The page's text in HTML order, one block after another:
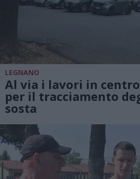
LEGNANO
Al via i lavori in
per il tracciamento
sosta